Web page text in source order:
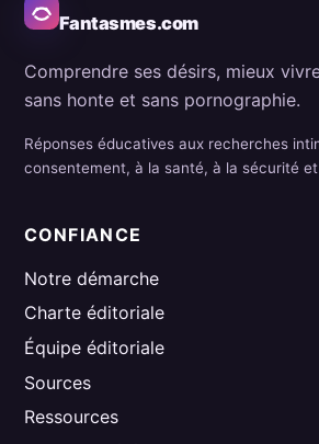
Fantasmes.com
Comprendre ses désirs, mieux
sans honte et sans pornographie.
Réponses éducatives aux recherches
consentement, à la santé, à la sécurité
CONFIANCE
Notre démarche
Charte éditoriale
Équipe éditoriale
Sources
Ressources